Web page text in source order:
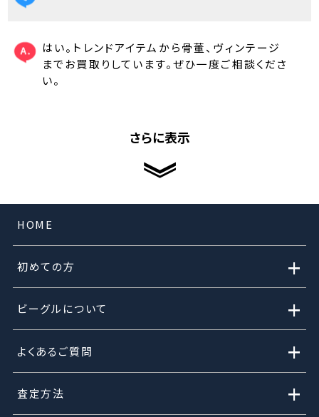
はい。トレンドアイテムから骨董、ヴィンテージ
までお買取りしています。ぜひ一度ご相談くださ
い。
さらに表示
HOME
初めての方 +
ビーグルについて +
よくあるご質問 +
査定方法 +